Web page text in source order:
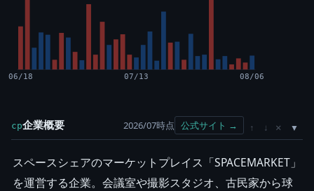
06/18 07/13 08/06
cp企業概要 2026/07時点 公式サイト → ↑ ↓ ×
スペースシェアのマーケットプレイス「SPACEMARKET」
を運営する企業。会議室や撮影スタジオ、古民家から球